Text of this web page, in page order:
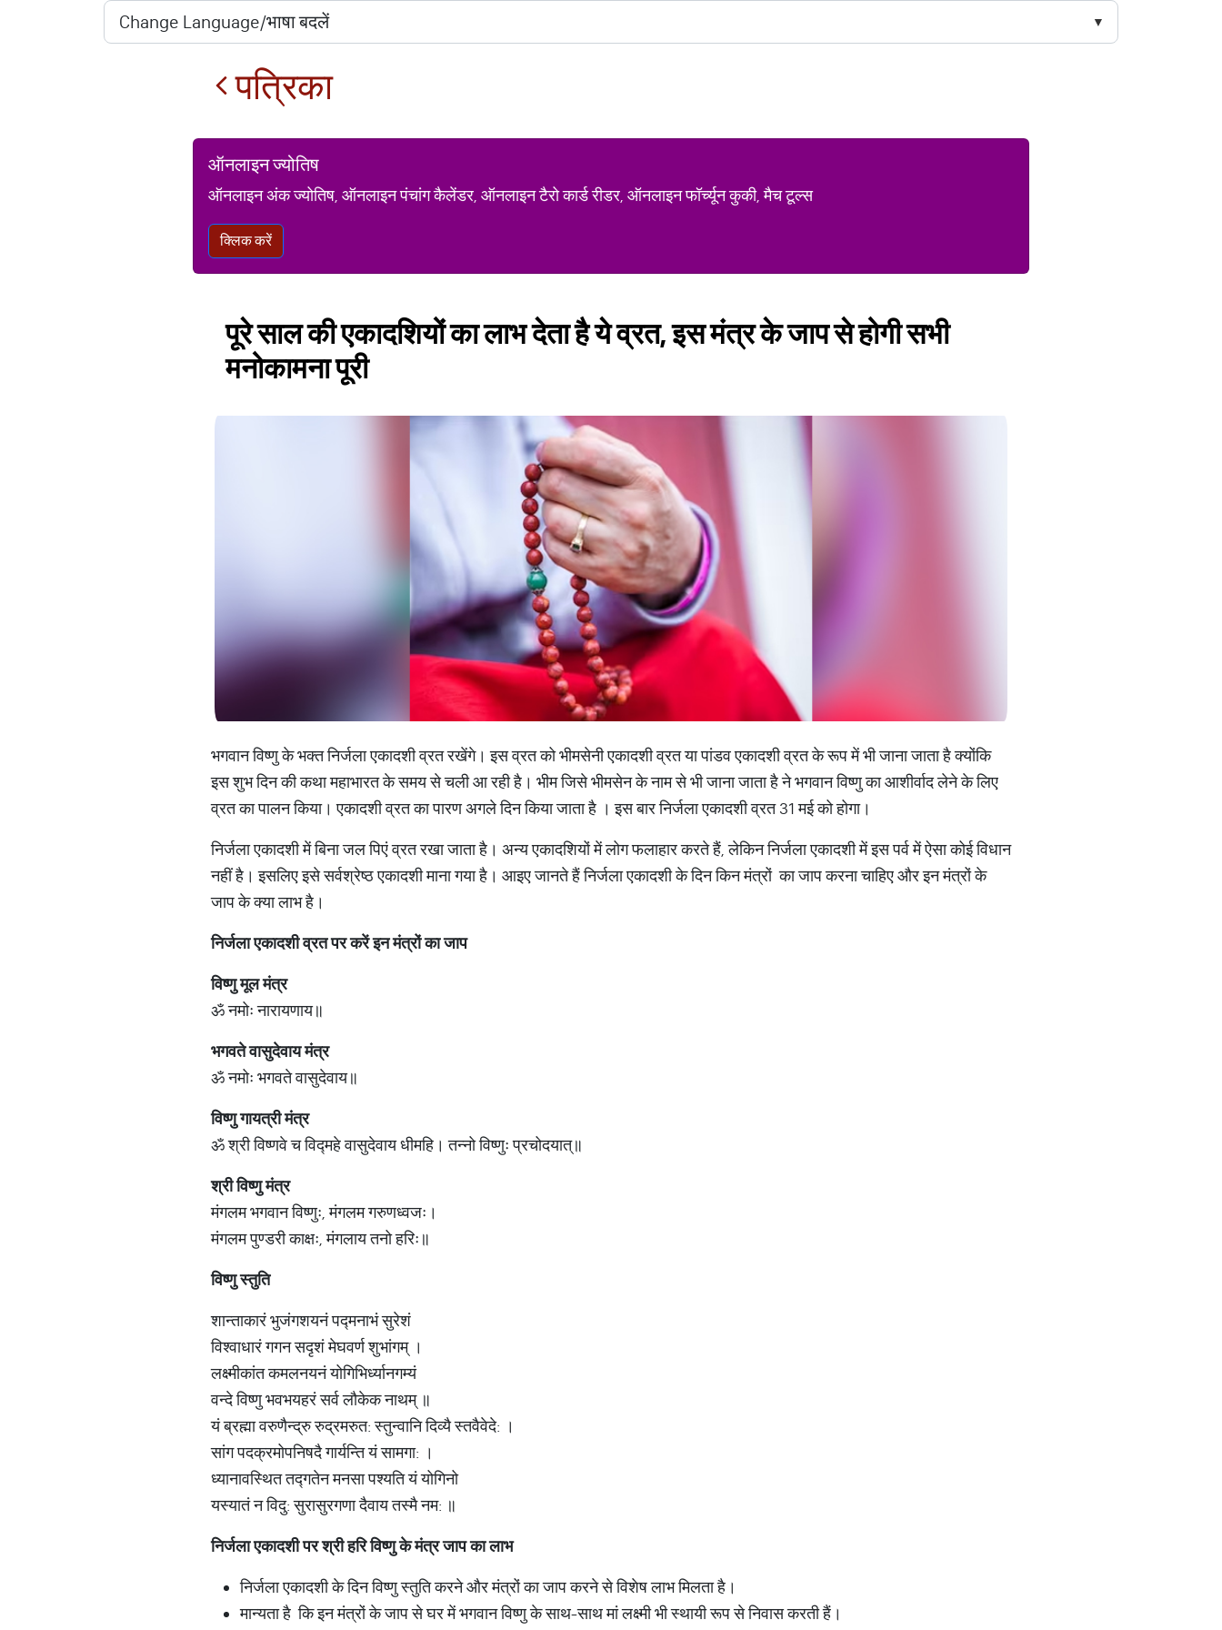
पत्रिका
ऑनलाइन ज्योतिष
ऑनलाइन अंक ज्योतिष, ऑनलाइन पंचांग कैलेंडर, ऑनलाइन टैरो कार्ड रीडर, ऑनलाइन फॉर्च्यून कुकी, मैच टूल्स
क्लिक करें
पूरे साल की एकादशियों का लाभ देता है ये व्रत, इस मंत्र के जाप से होगी सभी
मनोकामना पूरी
भगवान विष्णु के भक्त निर्जला एकादशी व्रत रखेंगे। इस व्रत को भीमसेनी एकादशी व्रत या पांडव एकादशी व्रत के रूप में भी जाना जाता है क्योंकि
इस शुभ दिन की कथा महाभारत के समय से चली आ रही है। भीम जिसे भीमसेन के नाम से भी जाना जाता है ने भगवान विष्णु का आशीर्वाद लेने के लिए
व्रत का पालन किया। एकादशी व्रत का पारण अगले दिन किया जाता है । इस बार निर्जला एकादशी व्रत 31 मई को होगा।
निर्जला एकादशी में बिना जल पिएं व्रत रखा जाता है। अन्य एकादशियों में लोग फलाहार करते हैं, लेकिन निर्जला एकादशी में इस पर्व में ऐसा कोई विधान
नहीं है। इसलिए इसे सर्वश्रेष्ठ एकादशी माना गया है। आइए जानते हैं निर्जला एकादशी के दिन किन मंत्रों का जाप करना चाहिए और इन मंत्रों के
जाप के क्या लाभ है।
निर्जलाएकादशीव्रतपरकरेंइनमंत्रोंकाजाप
विष्णुमूलमंत्र
ॐ नमोः नारायणाय॥
भगवतेवासुदेवायमंत्र
ॐ नमोः भगवते वासुदेवाय॥
विष्णुगायत्रीमंत्र
ॐ श्री विष्णवे च विद्महे वासुदेवाय धीमहि। तन्नो विष्णुः प्रचोदयात्॥
श्रीविष्णुमंत्र
मंगलम भगवान विष्णुः, मंगलम गरुणध्वजः।
मंगलम पुण्डरी काक्षः, मंगलाय तनो हरिः॥
विष्णुस्तुति
शान्ताकारं भुजंगशयनं पद्मनाभं सुरेशं
विश्वाधारं गगन सदृशं मेघवर्ण शुभांगम् ।
लक्ष्मीकांत कमलनयनं योगिभिर्ध्यानगम्यं
वन्दे विष्णु भवभयहरं सर्व लौकेक नाथम् ॥
यं ब्रह्मा वरुणैन्द्रु रुद्रमरुत: स्तुन्वानि दिव्यै स्तवैवेदे: ।
सांग पदक्रमोपनिषदै गार्यन्ति यं सामगा: ।
ध्यानावस्थित तद्गतेन मनसा पश्यति यं योगिनो
यस्यातं न विदु: सुरासुरगणा दैवाय तस्मै नम: ॥
निर्जलाएकादशीपरश्रीहरिविष्णुकेमंत्रजापकालाभ
निर्जला एकादशी के दिन विष्णु स्तुति करने और मंत्रों का जाप करने से विशेष लाभ मिलता है।
मान्यता है कि इन मंत्रों के जाप से घर में भगवान विष्णु के साथ-साथ मां लक्ष्मी भी स्थायी रूप से निवास करती हैं।